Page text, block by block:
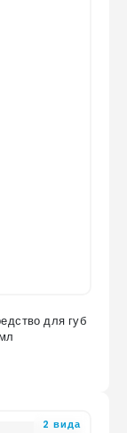
для губ
2 вида